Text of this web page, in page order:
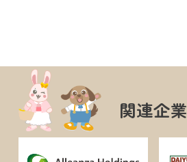
関連企業